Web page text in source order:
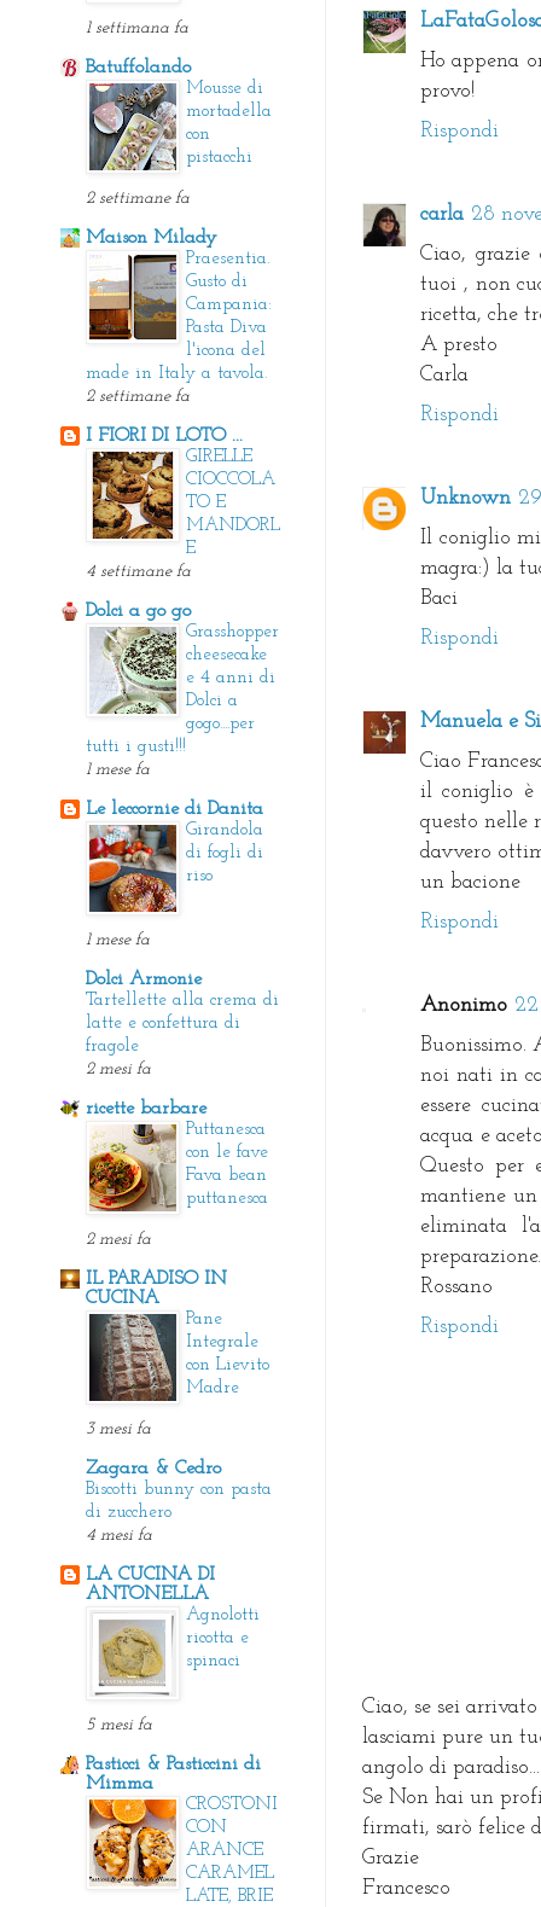
Ho appena
provo!
Rispondi
carla 28
Ciao, grazie
tuoi , non
ricetta, che
A presto
Carla
Rispondi
Unknown
Il coniglio mi
magra:) la
Baci
Rispondi
Manuela e
Ciao
il coniglio è
questo nelle
davvero
un bacione
Rispondi
Anonimo
Buonissimo.
noi nati in
essere
acqua e
Questo per
mantiene un
eliminata
Rossano
Rispondi
Ciao, se sei
lasciami pure un
angolo di paradiso...
Se Non hai un
firmati, sarò felice
Grazie
Francesco
1 settimana fa
Batuffolando
Mousse di
mortadella
con
pistacchi
2 settimane fa
Maison Milady
Praesentia.
Gusto di
Campania:
Pasta Diva
l'icona del
made in Italy a tavola.
2 settimane fa
I FIORI DI LOTO ...
GIRELLE
CIOCCOLA
TO E
MANDORL
E
4 settimane fa
Dolci a go go
Grasshopper
cheesecake
e 4 anni di
Dolci a
gogo....per
tutti i gusti!!!
1 mese fa
Le leccornie di Danita
Girandola
di fogli di
riso
1 mese fa
Dolci Armonie
Tartellette alla crema di
latte e confettura di
fragole
2 mesi fa
ricette barbare
Puttanesca
con le fave
Fava bean
puttanesca
2 mesi fa
IL PARADISO IN
CUCINA
Pane
Integrale
con Lievito
Madre
3 mesi fa
Zagara & Cedro
Biscotti bunny con pasta
di zucchero
4 mesi fa
LA CUCINA DI
ANTONELLA
Agnolotti
ricotta e
spinaci
5 mesi fa
Pasticci & Pasticcini di
Mimma
CROSTONI
CON
ARANCE
CARAMEL
LATE, BRIE